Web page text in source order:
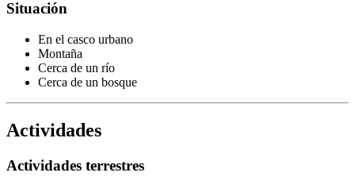
Situación
En el casco urbano
Montaña
Cerca de un río
Cerca de un bosque
Actividades
Actividades terrestres